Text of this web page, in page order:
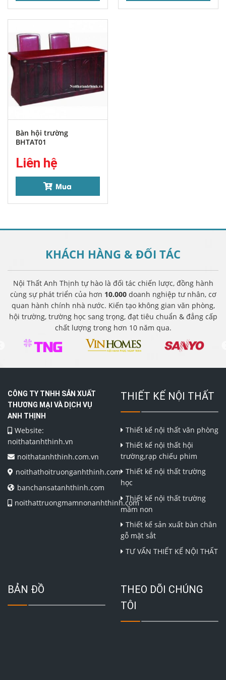
Bàn hội trường
BHTAT01
Liên hệ
Mua
KHÁCH HÀNG &ĐỐI TÁC
Nội Thất Anh Thịnh tự hào là đối tác chiến lược, đồng hành
cùng sự phát triển của hơn 10.000 doanh nghiệp tư nhân, cơ
quan hành chính nhà nước. Kiến tạo không gian văn phòng,
hội trường, trường học sang trọng, đạt tiêu chuẩn & đẳng cấp
chất lượng trong hơn 10 năm qua.
CÔNG TY TNHH SẢN XUẤT
THƯƠNG MẠI VÀ DỊCH VỤ
ANH THỊNH
Website:
noithatanhthinh.vn
noithatanhthinh.com.vn
noithathoitruonganhthinh.com
banchansatanhthinh.com
noithattruongmamnonanhthinh.com
THIẾT KẾ NỘI THẤT
Thiết kế nội thất văn phòng
Thiết kế nội thất hội
trường,rạp chiếu phim
Thiết kế nội thất trường
học
Thiết kế nội thất trường
mầm non
Thiết kế sản xuất bàn chân
gỗ mặt sắt
TƯ VẤN THIẾT KẾ NỘI THẤT
BẢN ĐỒ
THEO DÕI CHÚNG
TÔI